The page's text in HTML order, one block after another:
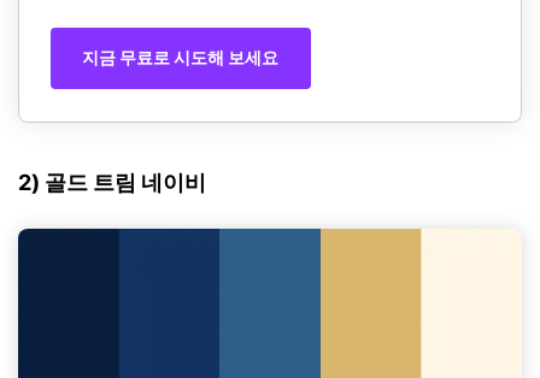
지금 무료로 시도해 보세요
2) 골드 트림 네이비